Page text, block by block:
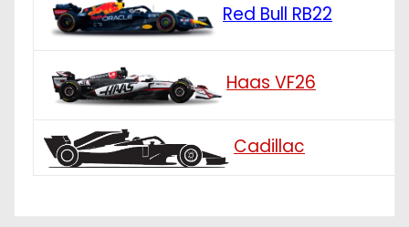
Red Bull RB22
Haas VF26
Cadillac